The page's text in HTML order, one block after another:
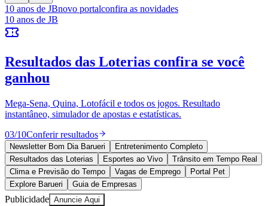
Cinema & Shows
JogosNovo
Anuncie no Portal
Cadastrar Empresa
Divulgar Vagas
Política
Esportes
Saúde
Segurança
Cultura
Meio Ambiente
Obras
Educação
10 anos de JBnovo portalconfira as novidades
10 anos de JB
Resultados das Loterias confira se você
ganhou
Mega-Sena, Quina, Lotofácil e todos os jogos. Resultado
instantâneo, simulador de apostas e estatísticas.
03/10Conferir resultados
Newsletter Bom Dia Barueri
Entretenimento Completo
Resultados das Loterias
Esportes ao Vivo
Trânsito em Tempo Real
Clima e Previsão do Tempo
Vagas de Emprego
Portal Pet
Explore Barueri
Guia de Empresas
Publicidade Anuncie Aqui